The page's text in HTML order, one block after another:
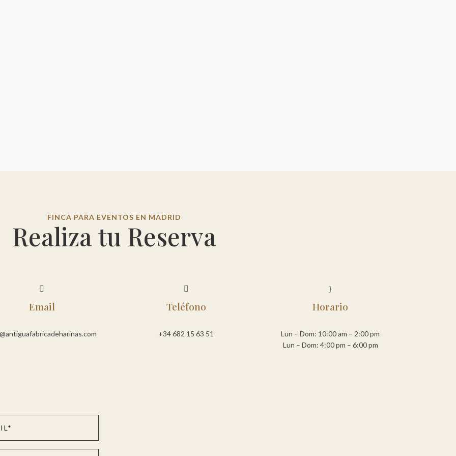
FINCA PARA EVENTOS EN MADRID
Realiza tu Reserva

Email

Teléfono
+34 682 15 63 51
}
Horario
Lun – Dom: 10:00 am – 2:00 pm
Lun – Dom: 4:00 pm – 6:00 pm